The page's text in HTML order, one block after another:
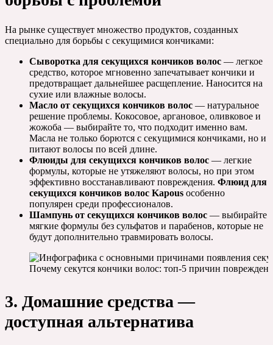
На рынке существует множество продуктов, созданных
специально для борьбы с секущимися кончиками:
Сыворотка для секущихся кончиков волос — легкое
средство, которое мгновенно запечатывает кончики и
предотвращает дальнейшее расщепление. Наносится на
сухие или влажные волосы.
Масло от секущихся кончиков волос — натуральное
решение проблемы. Кокосовое, аргановое, оливковое и
жожоба — выбирайте то, что подходит именно вам.
Масла не только борются с секущимися кончиками, но и
питают волосы по всей длине.
Флюиды для секущихся кончиков волос — легкие
формулы, которые не утяжеляют волосы, но при этом
эффективно восстанавливают повреждения. Флюид для
секущихся кончиков волос Kapous особенно
популярен среди профессионалов.
Шампунь от секущихся кончиков волос — выбирайте
мягкие формулы без сульфатов и парабенов, которые не
будут дополнительно травмировать волосы.
Почему секутся кончики волос: топ-5 причин
3. Домашние средства —
доступная альтернатива